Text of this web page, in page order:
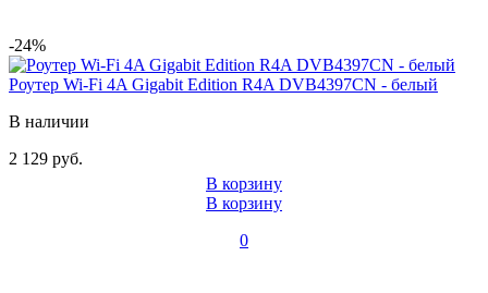
-24%
Роутер Wi-Fi 4A Gigabit Edition R4A DVB4397CN - белый
В наличии
2 129 руб.
В корзину
В корзину
0